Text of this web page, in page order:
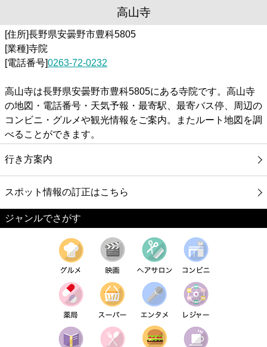
高山寺
[住所]長野県安曇野市豊科5805
[業種]寺院
[電話番号]0263-72-0232
高山寺は長野県安曇野市豊科5805にある寺院です。高山寺
の地図・電話番号・天気予報・最寄駅、最寄バス停、周辺の
コンビニ・グルメや観光情報をご案内。またルート地図を調
べることができます。
行き方案内
スポット情報の訂正はこちら
ジャンルでさがす